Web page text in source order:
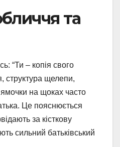
та
“Ти – копія свого
структура щелепи,
на щоках часто
Це пояснюється
за кісткову
сильний батьківський